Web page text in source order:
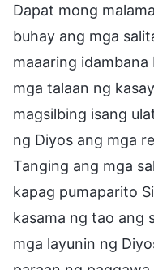
Dapat mong
buhay ang mga
maaaring
mga talaan ng
magsilbing isang
ng Diyos ang mga
Tanging ang mga
kapag pumaparito
kasama ng tao ang
mga layunin ng